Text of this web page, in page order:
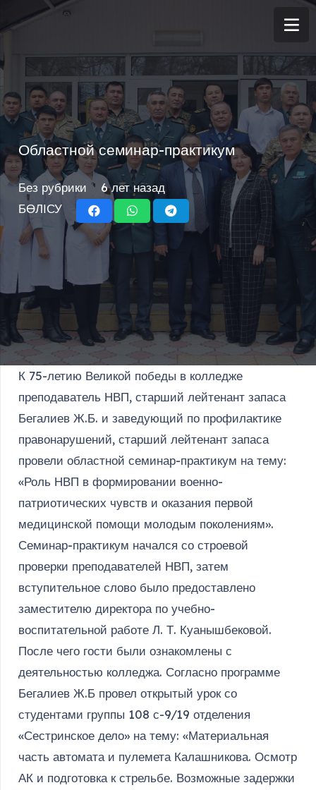
Областной семинар-практикум
Без рубрики
6 лет назад
БӨЛІСУ
К 75-летию Великой победы в колледже
преподаватель НВП, старший лейтенант запаса
Бегалиев Ж.Б. и заведующий по профилактике
правонарушений, старший лейтенант запаса
провели областной семинар-практикум на тему:
«Роль НВП в формировании военно-
патриотических чувств и оказания первой
медицинской помощи молодым поколениям».
Семинар-практикум начался со строевой
проверки преподавателей НВП, затем
вступительное слово было предоставлено
заместителю директора по учебно-
воспитательной работе Л. Т. Куанышбековой.
После чего гости были ознакомлены с
деятельностью колледжа. Согласно программе
Бегалиев Ж.Б провел открытый урок со
студентами группы 108 с-9/19 отделения
«Сестринское дело» на тему: «Материальная
часть автомата и пулемета Калашникова. Осмотр
АК и подготовка к стрельбе. Возможные задержки